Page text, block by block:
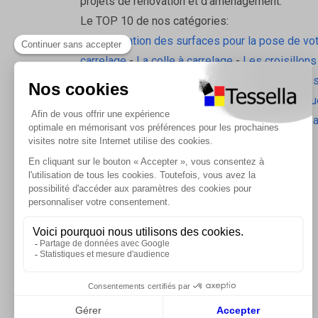
Le TOP 10 de nos catégories:
La préparation des surfaces pour la pose de
carrelage-La colle à carrelage- Les croisillons
pavilift
Le carrelage sol intérieur
Les
-L'isolation
Les accessoires d'isolation
Radiateurs
Les tablettes de douche